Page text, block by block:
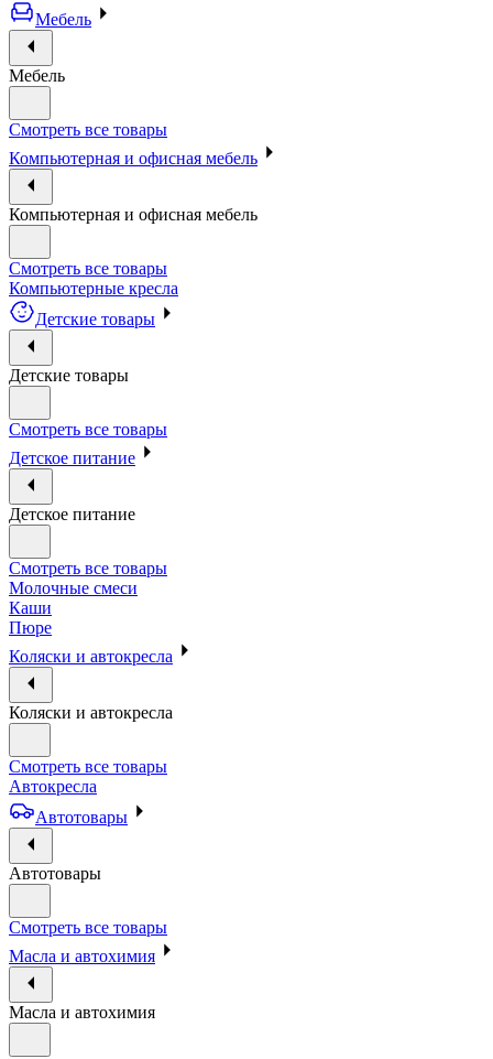
Мебель
Мебель
Смотреть все товары
Компьютерная и офисная мебель
Компьютерная и офисная мебель
Смотреть все товары
Компьютерные кресла
Детские товары
Детские товары
Смотреть все товары
Детское питание
Детское питание
Смотреть все товары
Молочные смеси
Каши
Пюре
Коляски и автокресла
Коляски и автокресла
Смотреть все товары
Автокресла
Автотовары
Автотовары
Смотреть все товары
Масла и автохимия
Масла и автохимия